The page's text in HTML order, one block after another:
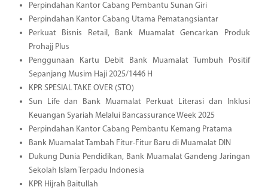
Perpindahan Kantor Cabang Pembantu Sunan Giri
Perpindahan Kantor Cabang Utama Pematangsiantar
Perkuat Bisnis Retail, Bank Muamalat Gencarkan Produk
Prohajj Plus
Penggunaan Kartu Debit Bank Muamalat Tumbuh Positif
Sepanjang Musim Haji 2025/1446 H
KPR SPESIAL TAKE OVER (STO)
Sun Life dan Bank Muamalat Perkuat Literasi dan Inklusi
Keuangan Syariah Melalui Bancassurance Week 2025
Perpindahan Kantor Cabang Pembantu Kemang Pratama
Bank Muamalat Tambah Fitur-Fitur Baru di Muamalat DIN
Dukung Dunia Pendidikan, Bank Muamalat Gandeng Jaringan
Sekolah Islam Terpadu Indonesia
KPR Hijrah Baitullah